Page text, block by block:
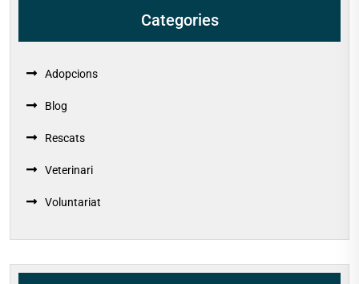
Categories
Adopcions
Blog
Rescats
Veterinari
Voluntariat